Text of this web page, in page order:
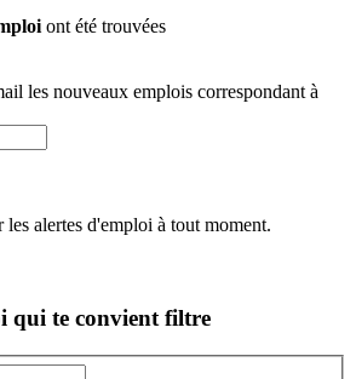
ont été trouvées
les nouveaux emplois correspondant à
les alertes d'emploi à tout moment.
qui te convient filtre